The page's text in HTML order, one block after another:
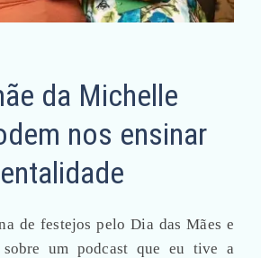
da Michelle
nos ensinar
de festejos pelo Dia das Mães e
sobre um podcast que eu tive a